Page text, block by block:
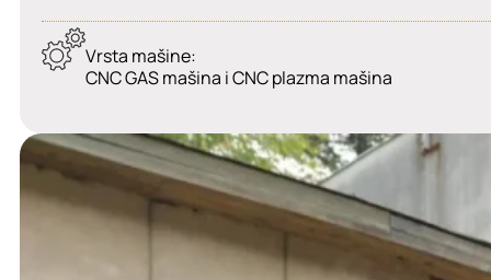
Vrsta mašine:
CNC GAS mašina i CNC plazma mašina